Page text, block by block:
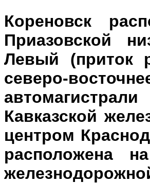
Кореновск
Приазовской
Левый (приток
северо-
Кавказской
центром
расположена